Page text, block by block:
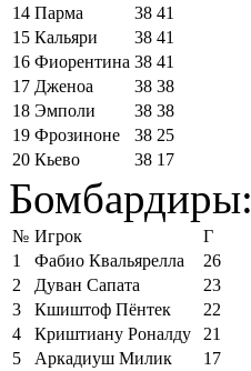
14 Парма 38 41
15 Кальяри 38 41
16 Фиорентина 38 41
17 Дженоа 38 38
18 Эмполи 38 38
19 Фрозиноне 38 25
20 Кьево 38 17
Бомбардиры:
№ Игрок
Г
1
Фабио Квальярелла
26
2
Дуван Сапата
23
3
Кшиштоф Пёнтек
22
4
Криштиану Роналду
21
5
Аркадиуш Милик
17